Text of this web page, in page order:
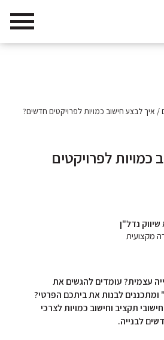
/ איך לבצע חישוב כמויות לפרויקטים חדשים?
כמויות לפרויקטים
נדל"ן
מקצועית
עצמית? עומדים להגשים את
ומתכננים לבנות את ביתכם הפרטי?
תקציב וחישוב כמויות לצרכי
לבנייה.